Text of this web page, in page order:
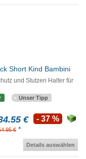
Short Kind Bambini
und Stutzen Halter für
Unser Tipp
€
€ *
- 37 %
Details auswählen